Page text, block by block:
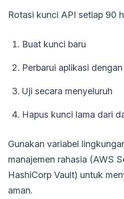
Rotasi kunci API setiap 90
Buat kunci baru
Perbarui aplikasi
Uji secara menyeluruh
Hapus kunci lama dari
Gunakan variabel
manajemen rahasia (AWS
HashiCorp Vault) untuk
aman.